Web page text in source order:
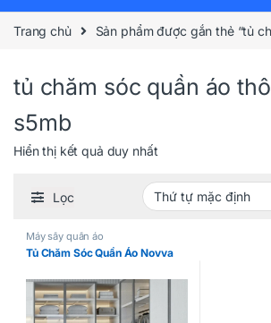
Trang chủ Sản phẩm được gắn thẻ “tủ
tủ chăm sóc quần áo
s5mb
Hiển thị kết quả duy nhất
Lọc
Máy sấy quần áo
Tủ Chăm Sóc Quần Áo Novva